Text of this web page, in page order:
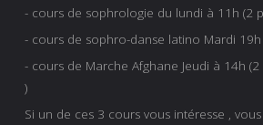
- cours de sophrologie du lundi à 11h (2
- cours de sophro-danse latino Mardi 19h
- cours de Marche Afghane Jeudi à 14h
)
Si un de ces 3 cours vous intéresse ,